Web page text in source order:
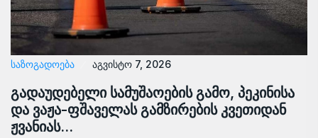
ᲡᲐᲖᲝᲒᲐᲓᲝᲔᲑᲐ აგვისტო 7, 2026
გადაუდებელი სამუშაოების გამო, პეკინისა
და ვაჟა-ფშაველას გამზირების კვეთიდან
ჟვანიას…